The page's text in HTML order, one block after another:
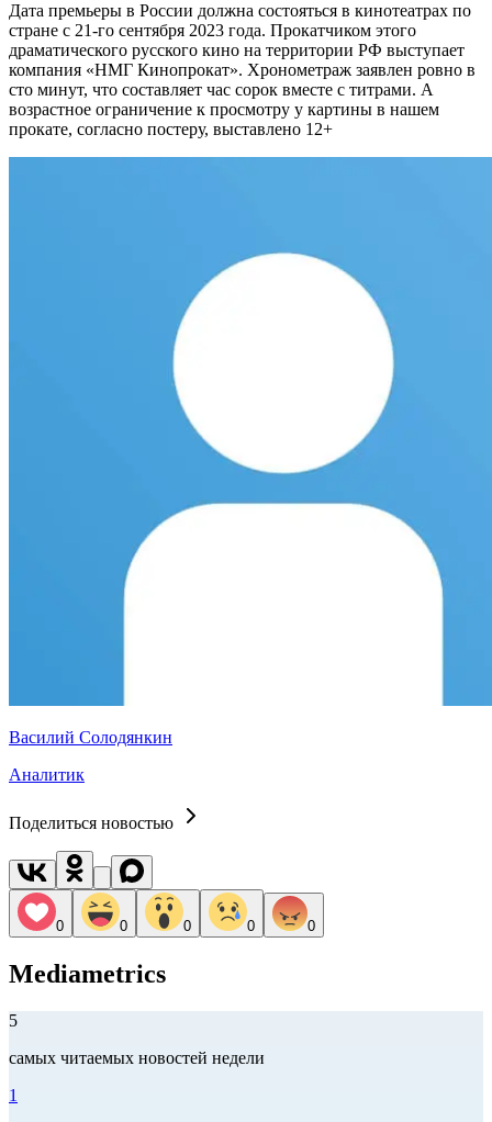
Дата премьеры в России должна состояться в кинотеатрах по
стране с 21-го сентября 2023 года. Прокатчиком этого
драматического русского кино на территории РФ выступает
компания «НМГ Кинопрокат». Хронометраж заявлен ровно в
сто минут, что составляет час сорок вместе с титрами. А
возрастное ограничение к просмотру у картины в нашем
прокате, согласно постеру, выставлено 12+
Василий Солодянкин
Аналитик
Поделиться новостью
0 0 0 0 0
Mediametrics
5
самых читаемых новостей недели
1